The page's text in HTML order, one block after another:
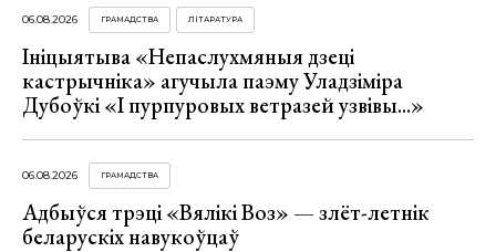
06.08.2026 ГРАМАДСТВА ЛІТАРАТУРА
Ініцыятыва «Непаслухмяныя дзеці
кастрычніка» агучыла паэму Уладзіміра
Дубоўкі «І пурпуровых ветразей узвівы...»
06.08.2026 ГРАМАДСТВА
Адбыўся трэці «Вялікі Воз» — злёт-летнік
беларускіх навукоўцаў